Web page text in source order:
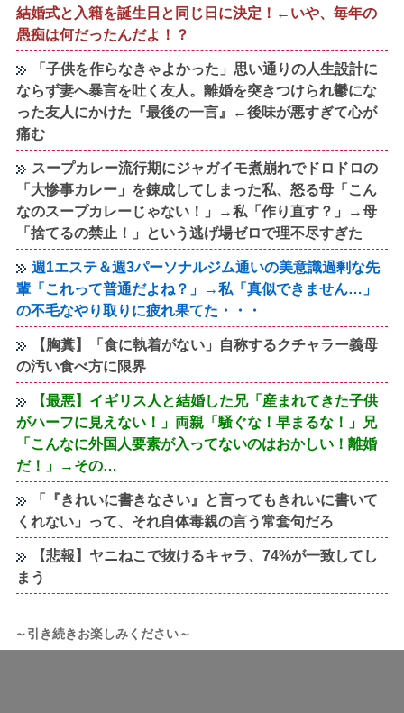
結婚式と入籍を誕生日と同じ日に決定！←いや、毎年の
愚痴は何だったんだよ！？
「子供を作らなきゃよかった」思い通りの人生設計に
ならず妻へ暴言を吐く友人。離婚を突きつけられ鬱にな
った友人にかけた『最後の一言』←後味が悪すぎて心が
痛む
スープカレー流行期にジャガイモ煮崩れでドロドロの
「大惨事カレー」を錬成してしまった私、怒る母「こん
なのスープカレーじゃない！」→私「作り直す？」→母
「捨てるの禁止！」という逃げ場ゼロで理不尽すぎた
週1エステ＆週3パーソナルジム通いの美意識過剰な先
輩「これって普通だよね？」→私「真似できません…」
の不毛なやり取りに疲れ果てた・・・
【胸糞】「食に執着がない」自称するクチャラー義母
の汚い食べ方に限界
【最悪】イギリス人と結婚した兄「産まれてきた子供
がハーフに見えない！」両親「騒ぐな！早まるな！」兄
「こんなに外国人要素が入ってないのはおかしい！離婚
だ！」→その…
「『きれいに書きなさい』と言ってもきれいに書いて
くれない」って、それ自体毒親の言う常套句だろ
【悲報】ヤニねこで抜けるキャラ、74%が一致してし
まう
～引き続きお楽しみください～